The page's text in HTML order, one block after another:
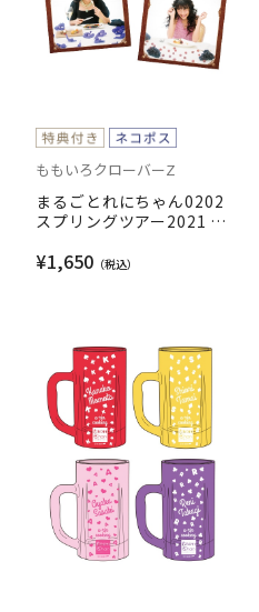
ももいろクローバーZ
まるごとれにちゃん0202
スプリングツアー2021 高
ィシャルパンフレット
¥1,650